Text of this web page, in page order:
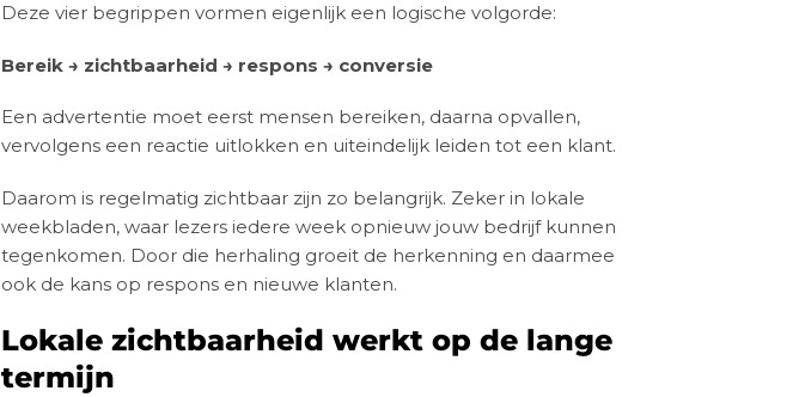
Deze vier begrippen vormen eigenlijk een logische volgorde:
Bereik → zichtbaarheid → respons → conversie
Een advertentie moet eerst mensen bereiken, daarna opvallen,
vervolgens een reactie uitlokken en uiteindelijk leiden tot een klant.
Daarom is regelmatig zichtbaar zijn zo belangrijk. Zeker in lokale
weekbladen, waar lezers iedere week opnieuw jouw bedrijf kunnen
tegenkomen. Door die herhaling groeit de herkenning en daarmee
ook de kans op respons en nieuwe klanten.
Lokale zichtbaarheid werkt op de lange
termijn